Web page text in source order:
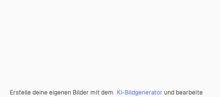
Erstelle deine eigenen Bilder mit dem KI-Bildgenerator und bearbeite